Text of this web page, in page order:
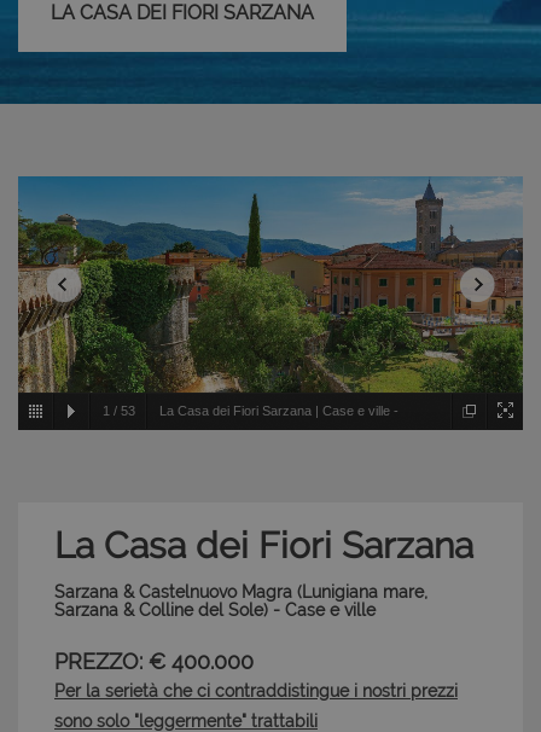
LA CASA DEI FIORI SARZANA
1 / 53 La Casa dei Fiori Sarzana | Case e ville -
La Casa dei Fiori Sarzana
Sarzana & Castelnuovo Magra (Lunigiana mare,
Sarzana & Colline del Sole) - Case e ville
PREZZO: € 400.000
Per la serietà che ci contraddistingue i nostri prezzi
sono solo "leggermente" trattabili